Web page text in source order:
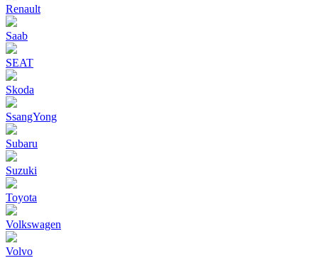
Renault
Saab
SEAT
Skoda
SsangYong
Subaru
Suzuki
Toyota
Volkswagen
Volvo